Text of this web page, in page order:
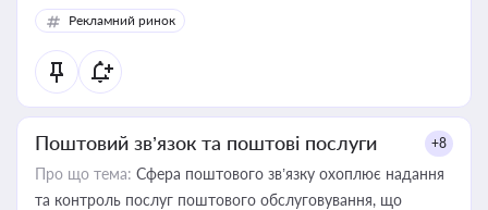
Рекламний ринок
Поштовий зв’язок та поштові послуги +8
Про що тема: Сфера поштового зв’язку охоплює надання
та контроль послуг поштового обслуговування, що